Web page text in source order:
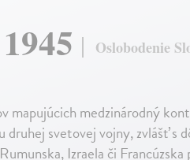
Oslobodenie
mapujúcich medzinárodný
svetovej vojny, zvlášť s
Izraela či